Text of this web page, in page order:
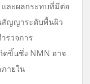
และผลกระทบที่มีต่อ
สัญญาระดับพื้นผิว
รวจการ
ดขึ้นซึ่ง NMN อาจ
ายใน